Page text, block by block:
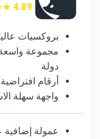
4.89
بروكسيات
دولة
أرقام
واجهة سهلة
عمولة إضافية